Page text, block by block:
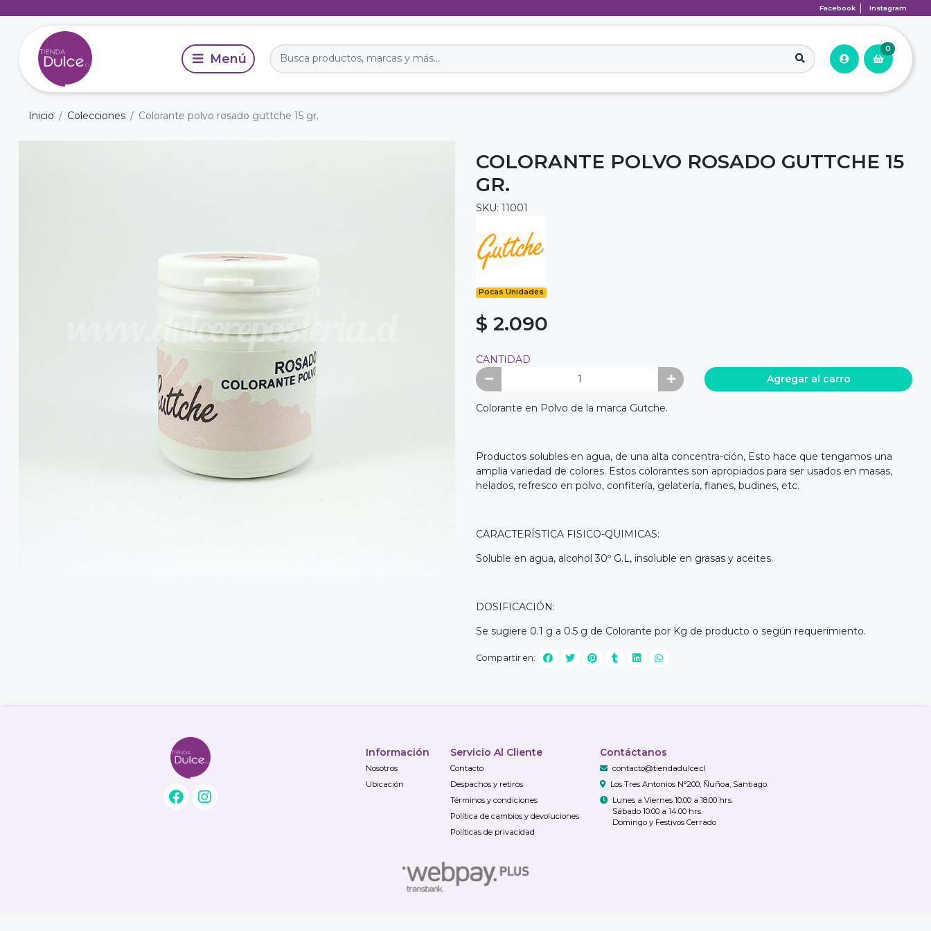
Facebook Instagram
0
Inicio Colecciones Colorante polvo rosado guttche 15 gr.
COLORANTE POLVO ROSADO GUTTCHE 15
GR.
SKU: 11001
Pocas Unidades
$ 2.090
CANTIDAD
Agregar al carro
Colorante en Polvo de la marca Gutche.
Productos solubles en agua, de una alta concentra-ción, Esto hace que tengamos una
amplia variedad de colores. Estos colorantes son apropiados para ser usados en masas,
helados, refresco en polvo, confitería, gelatería, flanes, budines, etc.
CARACTERÍSTICA FISICO-QUIMICAS:
Soluble en agua, alcohol 30º G.L, insoluble en grasas y aceites.
DOSIFICACIÓN:
Se sugiere 0.1 g a 0.5 g de Colorante por Kg de producto o según requerimiento.
Compartir en:
Información
Nosotros
Ubicación
Servicio Al Cliente
Contacto
Despachos y retiros
Términos y condiciones
Política de cambios y devoluciones
Políticas de privacidad
Contáctanos
contacto@tiendadulce.cl
Los Tres Antonios N°200, Ñuñoa, Santiago.
Lunes a Viernes 10:00 a 18:00 hrs.
Sábado 10:00 a 14:00 hrs.
Domingo y Festivos Cerrado